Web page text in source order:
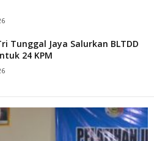
Tunggal Jaya Salurkan BLTDD
24 KPM